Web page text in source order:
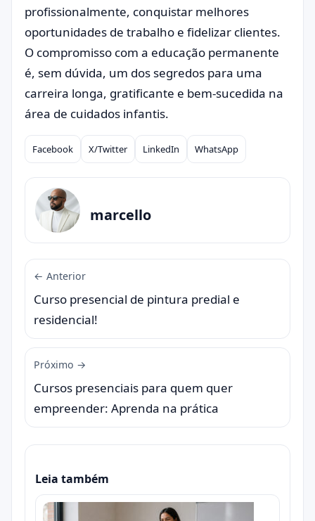
profissionalmente, conquistar melhores
oportunidades de trabalho e fidelizar clientes.
O compromisso com a educação permanente
é, sem dúvida, um dos segredos para uma
carreira longa, gratificante e bem-sucedida na
área de cuidados infantis.
Compartilhar
Facebook X/Twitter LinkedIn WhatsApp
marcello
← Anterior
Curso presencial de pintura predial e
residencial!
Próximo →
Cursos presenciais para quem quer
empreender: Aprenda na prática
Leia também